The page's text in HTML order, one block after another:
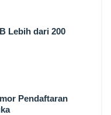
Lebih dari 200
Pendaftaran